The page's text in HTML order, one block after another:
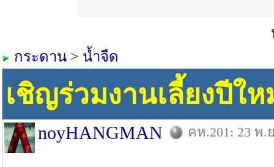
กระดาน > น้ำจืด
เชิญร่วมงานเลี้ยงปีใ
noyHANGMAN คห.201: 23 พ.